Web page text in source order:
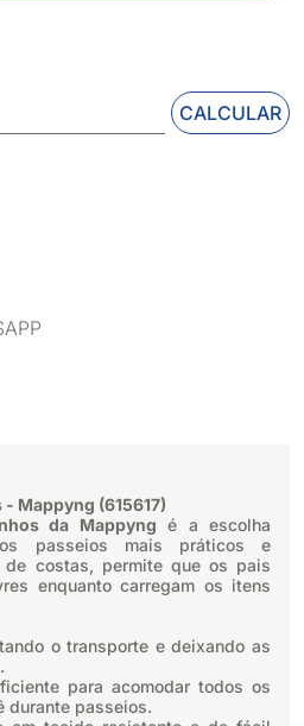
CALCULAR
Mappyng (615617)
da Mappyng é a escolha
passeios mais práticos e
costas, permite que os pais
enquanto carregam os itens
o transporte e deixando as
para acomodar todos os
durante passeios.